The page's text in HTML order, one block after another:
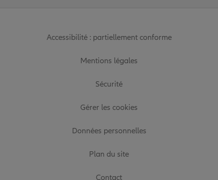
Accessibilité : partiellement conforme
Mentions légales
Sécurité
Gérer les cookies
Données personnelles
Plan du site
Contact